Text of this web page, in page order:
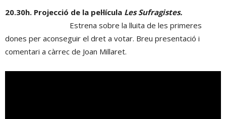
20.30h. Projecció de la pel·lícula Les Sufragistes.
Estrena sobre la lluita de les primeres
dones per aconseguir el dret a votar. Breu presentació i
comentari a càrrec de Joan Millaret.